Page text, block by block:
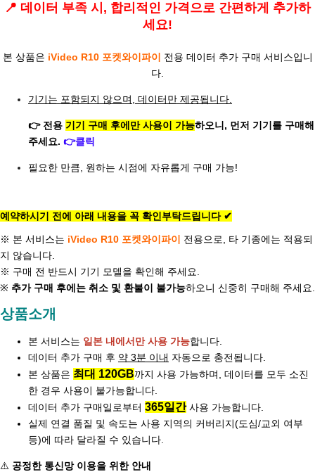
📍 데이터 부족 시, 합리적인 가격으로 간편하게 추가하
세요!
본 상품은 iVideo R10 포켓와이파이
전용 데이터 추가 구매 서비스입니
다.
기기는 포함되지 않으며, 데이터만 제공됩니다.
👉 전용 기기 구매 후에만 사용이 가능하오니, 먼저 기기를 구매해
주세요. 👉클릭
필요한 만큼, 원하는 시점에 자유롭게 구매 가능!
예약하시기 전에 아래 내용을 꼭 확인부탁드립니다 ✔
※ 본 서비스는 iVideo R10 포켓와이파이
전용으로, 타 기종에는 적용되
지 않습니다.
※ 구매 전 반드시 기기 모델을 확인해 주세요.
※ 추가 구매 후에는 취소 및 환불이 불가능하오니 신중히 구매해 주세요.
상품소개
본 서비스는 일본 내에서만 사용 가능합니다.
데이터 추가 구매 후 약 3분 이내 자동으로 충전됩니다.
본 상품은 최대 120GB까지 사용 가능하며, 데이터를 모두 소진
한 경우 사용이 불가능합니다.
데이터 추가 구매일로부터 365일간 사용 가능합니다.
실제 연결 품질 및 속도는 사용 지역의 커버리지(도심/교외 여부
등)에 따라 달라질 수 있습니다.
⚠️ 공정한 통신망 이용을 위한 안내